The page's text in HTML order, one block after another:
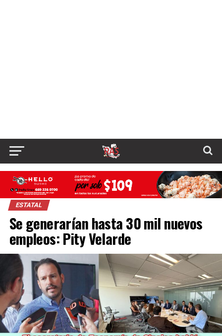
ESTATAL
Se generarían hasta 30 mil nuevos
empleos: Pity Velarde